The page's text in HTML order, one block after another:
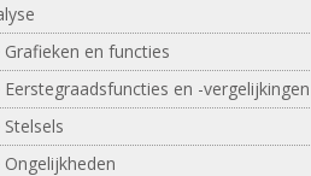
Grafieken en functies
Eerstegraadsfuncties en -vergelijkingen
Stelsels
Ongelijkheden